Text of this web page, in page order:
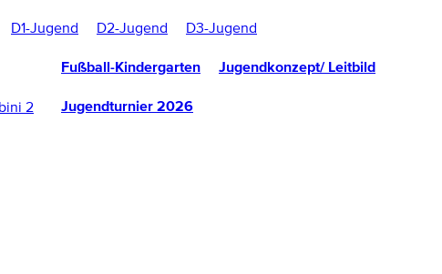
D1-Jugend D2-Jugend D3-Jugend
2
Fußball-Kindergarten Jugendkonzept/ Leitbild
Jugendturnier 2026